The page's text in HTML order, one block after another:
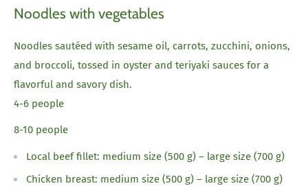
Noodles with vegetables
Noodles sautéed with sesame oil, carrots, zucchini, onions,
and broccoli, tossed in oyster and teriyaki sauces for a
flavorful and savory dish.
4-6 people
8-10 people
Local beef fillet: medium size (500 g) – large size (700 g)
Chicken breast: medium size (500 g) – large size (700 g)